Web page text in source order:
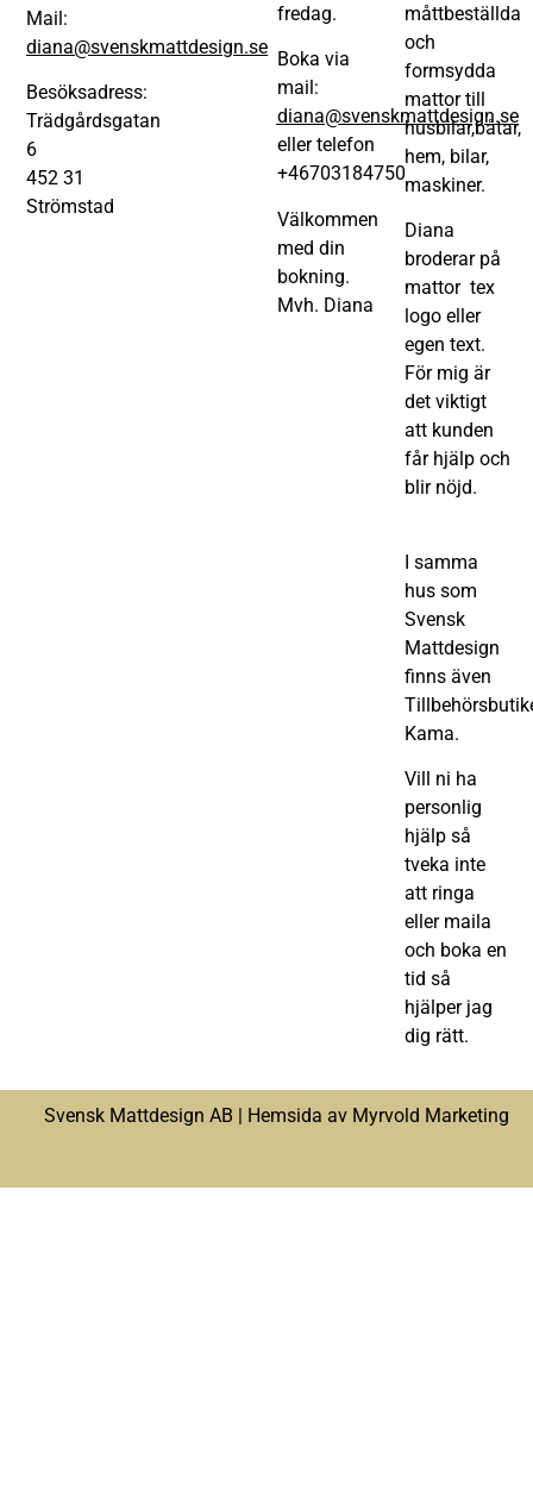
Mail:
diana@svenskmattdesign.se
Besöksadress:
Trädgårdsgatan
6
452 31
Strömstad
fredag.
Boka via
mail:
diana@svenskmattdesign.se
eller telefon
+46703184750
Välkommen
med din
bokning.
Mvh. Diana
måttbeställda
och
formsydda
mattor till
husbilar,båtar,
hem, bilar,
maskiner.
Diana
broderar på
mattor tex
logo eller
egen text.
För mig är
det viktigt
att kunden
får hjälp och
blir nöjd.
I samma
hus som
Svensk
Mattdesign
finns även
Kama.
Vill ni ha
personlig
hjälp så
tveka inte
att ringa
eller maila
och boka en
tid så
hjälper jag
dig rätt.
Svensk Mattdesign AB | Hemsida av Myrvold Marketing